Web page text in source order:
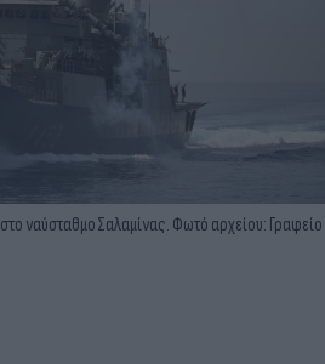
ναύσταθμο Σαλαμίνας. Φωτό αρχείου: Γραφείο